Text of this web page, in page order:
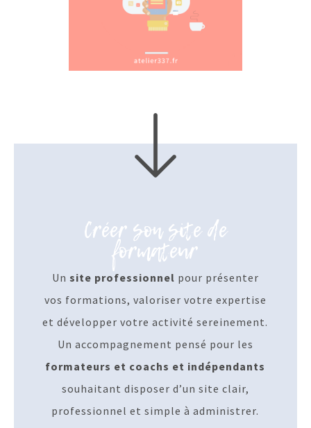
Créer son site de
formateur
Un site professionnel pour présenter
vos formations, valoriser votre expertise
et développer votre activité sereinement.
Un accompagnement pensé pour les
formateurs et coachs et indépendants
souhaitant disposer d’un site clair,
professionnel et simple à administrer.